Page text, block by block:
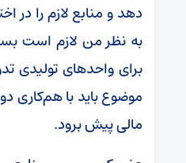
دهد و منابع لازم را در
به نظر من لازم است
برای واحدهای تولیدی
موضوع باید با هم‌کاری
مالی پیش برود.